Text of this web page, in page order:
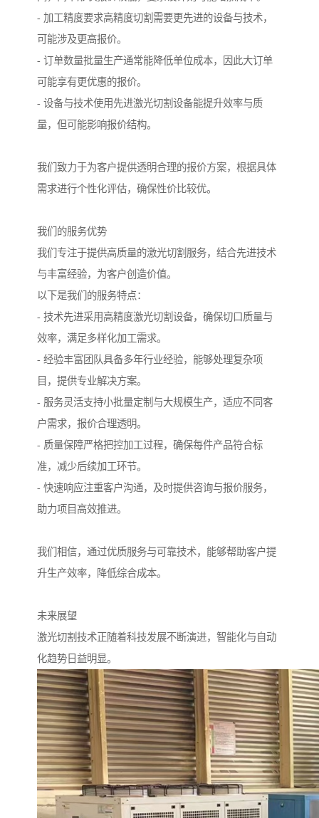
- 加工精度要求高精度切割需要更先进的设备与技术，
可能涉及更高报价。
- 订单数量批量生产通常能降低单位成本，因此大订单
可能享有更优惠的报价。
- 设备与技术使用先进激光切割设备能提升效率与质
量，但可能影响报价结构。
我们致力于为客户提供透明合理的报价方案，根据具体
需求进行个性化评估，确保性价比较优。
我们的服务优势
我们专注于提供高质量的激光切割服务，结合先进技术
与丰富经验，为客户创造价值。
以下是我们的服务特点：
- 技术先进采用高精度激光切割设备，确保切口质量与
效率，满足多样化加工需求。
- 经验丰富团队具备多年行业经验，能够处理复杂项
目，提供专业解决方案。
- 服务灵活支持小批量定制与大规模生产，适应不同客
户需求，报价合理透明。
- 质量保障严格把控加工过程，确保每件产品符合标
准，减少后续加工环节。
- 快速响应注重客户沟通，及时提供咨询与报价服务，
助力项目高效推进。
我们相信，通过优质服务与可靠技术，能够帮助客户提
升生产效率，降低综合成本。
未来展望
激光切割技术正随着科技发展不断演进，智能化与自动
化趋势日益明显。